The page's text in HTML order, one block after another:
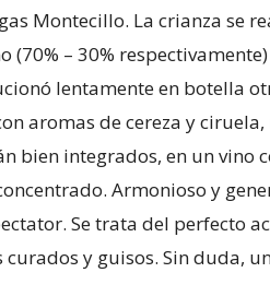
Montecillo. La crianza se
(70% – 30%
lentamente en botella
aromas de cereza y
bien integrados, en un vino
Armonioso y
Se trata del perfecto
y guisos. Sin duda,